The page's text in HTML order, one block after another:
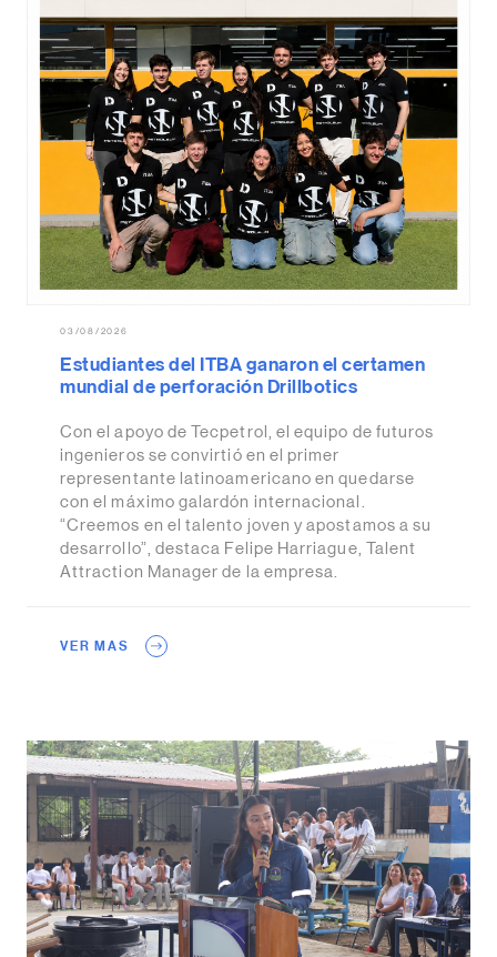
03/08/2026
Estudiantes del ITBA ganaron el certamen
mundial de perforación Drillbotics
Con el apoyo de Tecpetrol, el equipo de futuros
ingenieros se convirtió en el primer
representante latinoamericano en quedarse
con el máximo galardón internacional.
“Creemos en el talento joven y apostamos a su
desarrollo”, destaca Felipe Harriague, Talent
Attraction Manager de la empresa.
VER MAS